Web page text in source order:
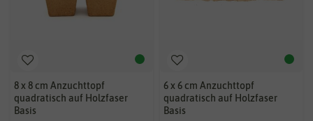
8 x 8 cm Anzuchttopf
quadratisch auf Holzfaser
Basis
6 x 6 cm Anzuchttopf
quadratisch auf Holzfaser
Basis